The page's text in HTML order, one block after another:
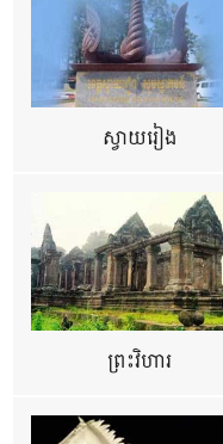
ស្វាយរៀង
ព្រះវិហារ